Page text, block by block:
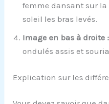
femme dansant sur
soleil les bras levés.
Image en bas à droite :
ondulés assis et
Explication sur les